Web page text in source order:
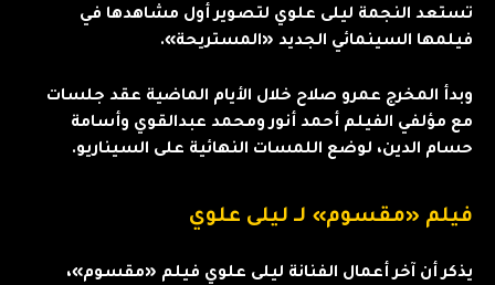
تستعد النجمة ليلى علوي لتصوير أول مشاهدها في
فيلمها السينمائي الجديد «المستريحة».
وبدأ المخرج عمرو صلاح خلال الأيام الماضية عقد جلسات
مع مؤلفي الفيلم أحمد أنور ومحمد عبدالقوي وأسامة
حسام الدين، لوضع اللمسات النهائية على السيناريو.
فيلم «مقسوم» لـ ليلى علوي
يذكر أن آخر أعمال الفنانة ليلى علوي فيلم «مقسوم»،